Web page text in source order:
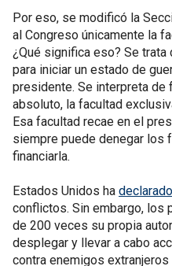
Por eso, se modificó la
al Congreso únicamente la
¿Qué significa eso? Se
para iniciar un estado de
presidente. Se interpreta de
absoluto, la facultad
Esa facultad recae en el
siempre puede denegar los
financiarla.
Estados Unidos ha
conflictos. Sin embargo, los
de 200 veces su propia
desplegar y llevar a cabo
contra enemigos